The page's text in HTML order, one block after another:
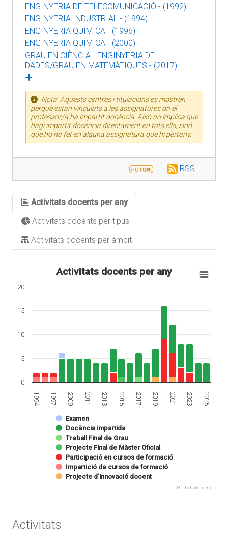
ENGINYERIA DE TELECOMUNICACIÓ - (1992)
ENGINYERIA INDUSTRIAL - (1994)
ENGINYERIA QUÍMICA - (1996)
ENGINYERIA QUÍMICA - (2000)
GRAU EN CIÈNCIA I ENGINYERIA DE
DADES/GRAU EN MATEMÀTIQUES - (2017)
Nota: Aquests centres i titulacions es mostren
perquè estan vinculats a les assignatures on el
professor/a ha impartit docència. Això no implica que
hagi impartit docència directament en tots ells, sinó
que ho ha fet en alguna assignatura que hi pertany.
RSS
Activitats docents per any
Activitats docents per tipus
Activitats docents per àmbit
Activitats docents per any
Examen
Docència impartida
Treball Final de Grau
Projecte Final de Màster Oficial
Participació en cursos de formació
Impartició de cursos de formació
Projecte d'innovació docent
1994 1997 2009 2011 2013 2015 2017 2019 2021 2023 2025
0
5
10
15
20
Highcharts.com
Activitats